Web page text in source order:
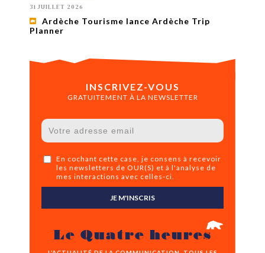
31 JUILLET 2026
Ardèche Tourisme lance Ardèche Trip
Planner
INSCRIVEZ-VOUS
GRATUITEMENT À LA NEWSLETTER
En cochant cette case, je consens à recevoir
les newsletters de OUR(S) et à l'analyse de
mes interactions avec celles-ci.
JE M'INSCRIS
Le Quatre heures